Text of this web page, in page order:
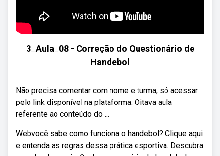
3_Aula_08 - Correção do Questionário de
Handebol
Não precisa comentar com nome e turma, só acessar
pelo link disponível na plataforma. Oitava aula
referente ao conteúdo do ...
Webvocê sabe como funciona o handebol? Clique aqui
e entenda as regras dessa prática esportiva. Descubra